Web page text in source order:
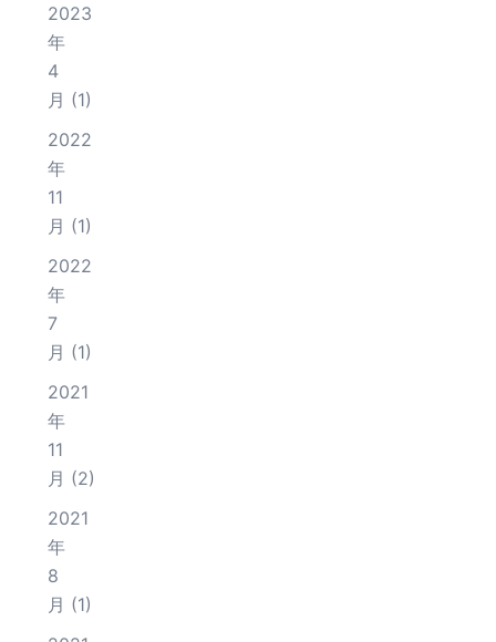
2023
年
4
月 (1)
2022
年
11
月 (1)
2022
年
7
月 (1)
2021
年
11
月 (2)
2021
年
8
月 (1)